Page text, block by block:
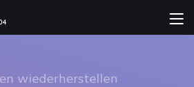
wiederherstellen